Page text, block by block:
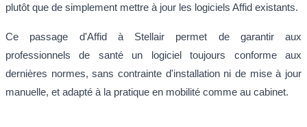
plutôt que de simplement mettre à jour les logiciels Affid existants.
Ce passage d'Affid à Stellair permet de garantir aux
professionnels de santé un logiciel toujours conforme aux
dernières normes, sans contrainte d'installation ni de mise à jour
manuelle, et adapté à la pratique en mobilité comme au cabinet.